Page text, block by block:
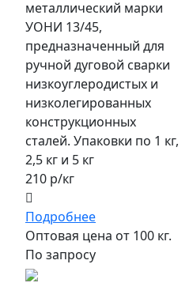
металлический марки
УОНИ 13/45,
предназначенный для
ручной дуговой сварки
низкоуглеродистых и
низколегированных
конструкционных
сталей. Упаковки по 1 кг,
2,5 кг и 5 кг
210 р/кг
Подробнее
Оптовая цена от 100 кг.
По запросу